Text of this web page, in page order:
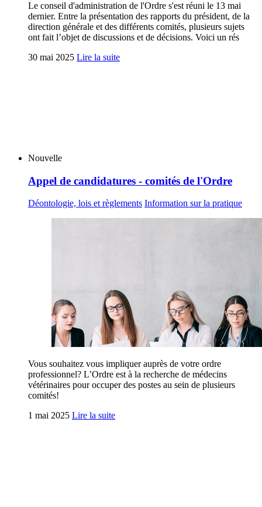
Le conseil d'administration de l'Ordre s'est réuni le 13 mai
dernier. Entre la présentation des rapports du président, de la
direction générale et des différents comités, plusieurs sujets
ont fait l’objet de discussions et de décisions. Voici un rés
30 mai 2025 Lire la suite
Nouvelle
Appel de candidatures - comités de l'Ordre
Déontologie, lois et règlements Information sur la pratique
Vous souhaitez vous impliquer auprès de votre ordre
professionnel? L’Ordre est à la recherche de médecins
vétérinaires pour occuper des postes au sein de plusieurs
comités!
1 mai 2025 Lire la suite